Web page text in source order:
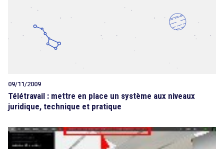
09/11/2009
Télétravail : mettre en place un système aux niveaux
juridique, technique et pratique